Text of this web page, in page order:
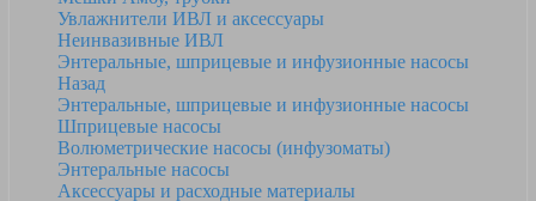
Увлажнители ИВЛ и аксессуары
Неинвазивные ИВЛ
Энтеральные, шприцевые и инфузионные насосы
Назад
Энтеральные, шприцевые и инфузионные насосы
Шприцевые насосы
Волюметрические насосы (инфузоматы)
Энтеральные насосы
Аксессуары и расходные материалы